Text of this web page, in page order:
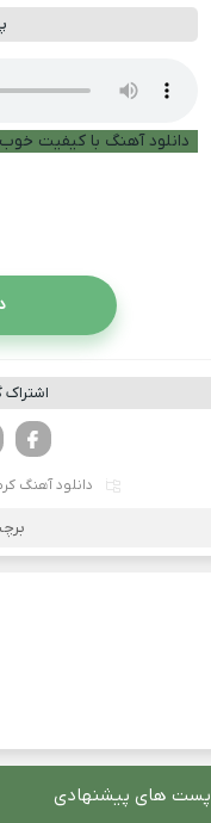
دانلود آهنگ با کیفیت خوب 128
دانلود آهنگ
پست های پیشنهادی